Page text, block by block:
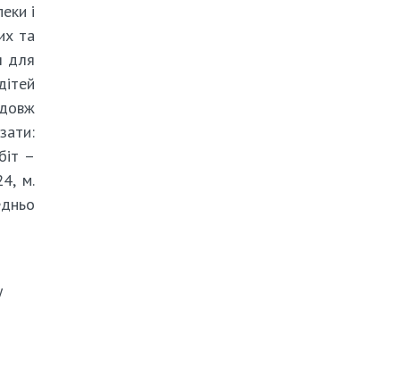
і
та
для
–
м.